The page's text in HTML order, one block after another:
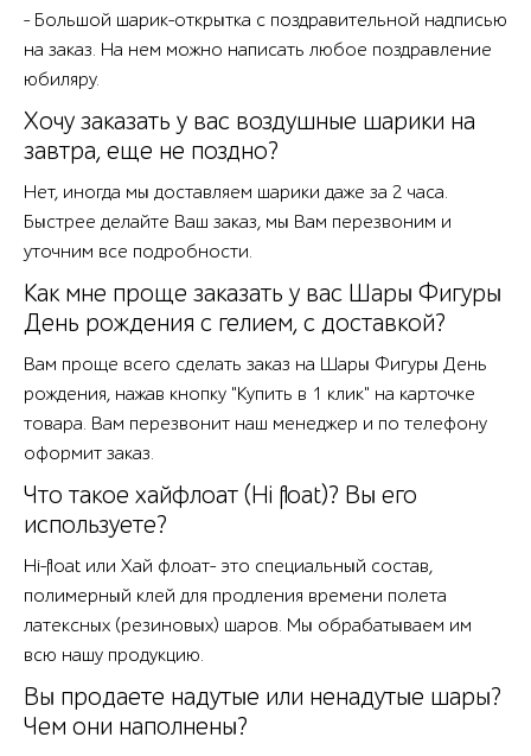
- Большой шарик-открытка с поздравительной надписью
на заказ. На нем можно написать любое поздравление
юбиляру.
Хочу заказать у вас воздушные шарики на
завтра, еще не поздно?
Нет, иногда мы доставляем шарики даже за 2 часа.
Быстрее делайте Ваш заказ, мы Вам перезвоним и
уточним все подробности.
Как мне проще заказать у вас Шары Фигуры
День рождения с гелием, с доставкой?
Вам проще всего сделать заказ на Шары Фигуры День
рождения, нажав кнопку "Купить в 1 клик" на карточке
товара. Вам перезвонит наш менеджер и по телефону
оформит заказ.
Что такое хайфлоат (Hi float)? Вы его
используете?
Hi-float или Хай флоат- это специальный состав,
полимерный клей для продления времени полета
латексных (резиновых) шаров. Мы обрабатываем им
всю нашу продукцию.
Вы продаете надутые или ненадутые шары?
Чем они наполнены?